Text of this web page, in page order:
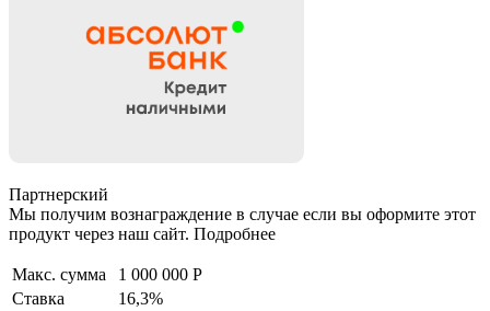
Партнерский
Мы получим вознаграждение в случае если вы оформите этот
продукт через наш сайт. Подробнее
Макс. сумма
1 000 000 Р
Ставка
16,3%